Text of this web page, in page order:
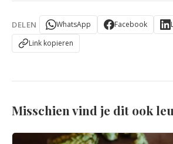
DELEN WhatsApp Facebook
Link kopieren
Misschien vind je dit ook